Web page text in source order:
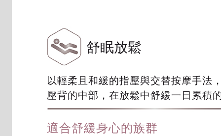
舒眠放鬆
以輕柔且和緩的指壓與交替按摩手法
壓背的中部，在放鬆中舒緩一日累積
適合舒緩身心的族群